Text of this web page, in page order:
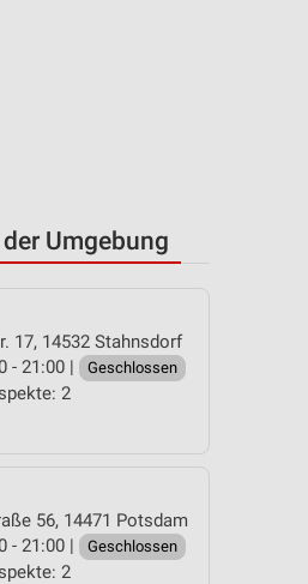
Umgebung
17, 14532 Stahnsdorf
- 21:00 |
Geschlossen
2
56, 14471 Potsdam
- 21:00 |
Geschlossen
2